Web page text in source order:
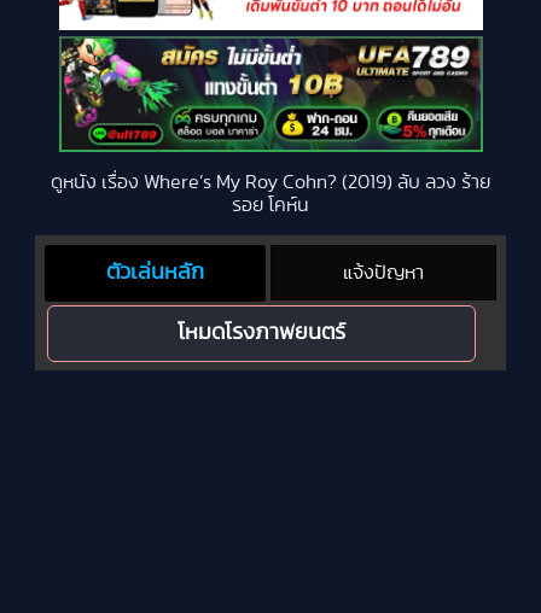
ดูหนัง เรื่อง Where’s My Roy Cohn? (2019) ลับ ลวง ร้าย
รอย โคห์น
ตัวเล่นหลัก แจ้งปัญหา
โหมดโรงภาพยนตร์